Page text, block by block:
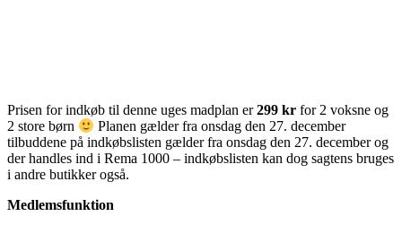
Prisen for indkøb til denne uges madplan er299 kr for 2 voksne og
2 store børn
Planen gælder fra onsdag den 27. december
tilbuddene på indkøbslisten gælder fra onsdag den 27. december og
der handles ind i Rema 1000 – indkøbslisten kan dog sagtens bruges
i andre butikker også.
Medlemsfunktion